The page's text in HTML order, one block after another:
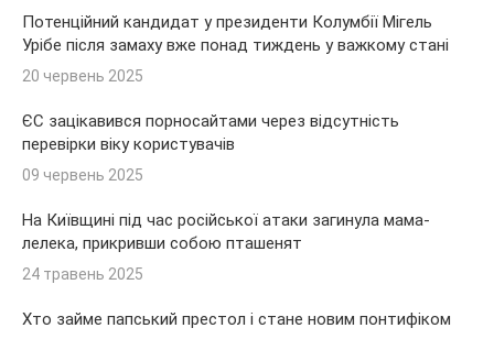
Потенційний кандидат у президенти Колумбії Мігель
Урібе після замаху вже понад тиждень у важкому стані
20 червень 2025
ЄС зацікавився порносайтами через відсутність
перевірки віку користувачів
09 червень 2025
На Київщині під час російської атаки загинула мама-
лелека, прикривши собою пташенят
24 травень 2025
Хто займе папський престол і стане новим понтифіком